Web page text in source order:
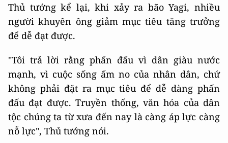
Thủ tướng kể lại, khi xảy ra bão Yagi, nhiều
người khuyên ông giảm mục tiêu tăng trưởng
để dễ đạt được.
"Tôi trả lời rằng phấn đấu vì dân giàu nước
mạnh, vì cuộc sống ấm no của nhân dân, chứ
không phải đặt ra mục tiêu để dễ dàng phấn
đấu đạt được. Truyền thống, văn hóa của dân
tộc chúng ta từ xưa đến nay là càng áp lực càng
nỗ lực", Thủ tướng nói.